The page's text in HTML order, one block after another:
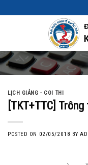
to
LỊCH GIẢNG - COI THI
[TKT+TTC]
POSTED ON 02/05/2018 BY